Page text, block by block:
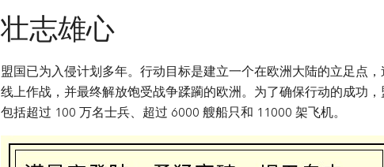
壮志雄心
盟国已为入侵计划多年。行动目标是建立一个在欧洲大陆的立足点
线上作战，并最终解放饱受战争蹂躏的欧洲。为了确保行动的成功，
包括超过 100 万名士兵、超过 6000 艘船只和 11000 架飞机。